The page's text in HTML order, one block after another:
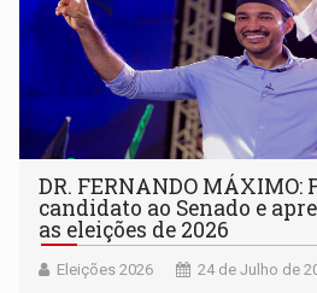
DR. FERNANDO
candidato ao Senado e
as eleições de 2026
Eleições 2026 24 de Julho de